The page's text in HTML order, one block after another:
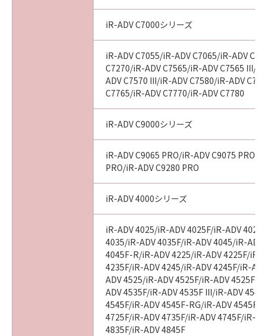
iR-ADV C7000シリーズ
iR-ADV C7055/iR-ADV C7065/iR-ADV
C7270/iR-ADV C7565/iR-ADV C7565 III/
ADV C7570 III/iR-ADV C7580/iR-ADV
C7765/iR-ADV C7770/iR-ADV C7780
iR-ADV C9000シリーズ
iR-ADV C9065 PRO/iR-ADV C9075 PRO/
PRO/iR-ADV C9280 PRO
iR-ADV 4000シリーズ
iR-ADV 4025/iR-ADV 4025F/iR-ADV
4035/iR-ADV 4035F/iR-ADV 4045/iR-ADV
4045F-R/iR-ADV 4225/iR-ADV 4225F/iR-
4235F/iR-ADV 4245/iR-ADV 4245F/iR-
ADV 4525/iR-ADV 4525F/iR-ADV 4525F
ADV 4535F/iR-ADV 4535F III/iR-ADV
4545F/iR-ADV 4545F-RG/iR-ADV 4545F
4725F/iR-ADV 4735F/iR-ADV 4745F/iR-
4835F/iR-ADV 4845F